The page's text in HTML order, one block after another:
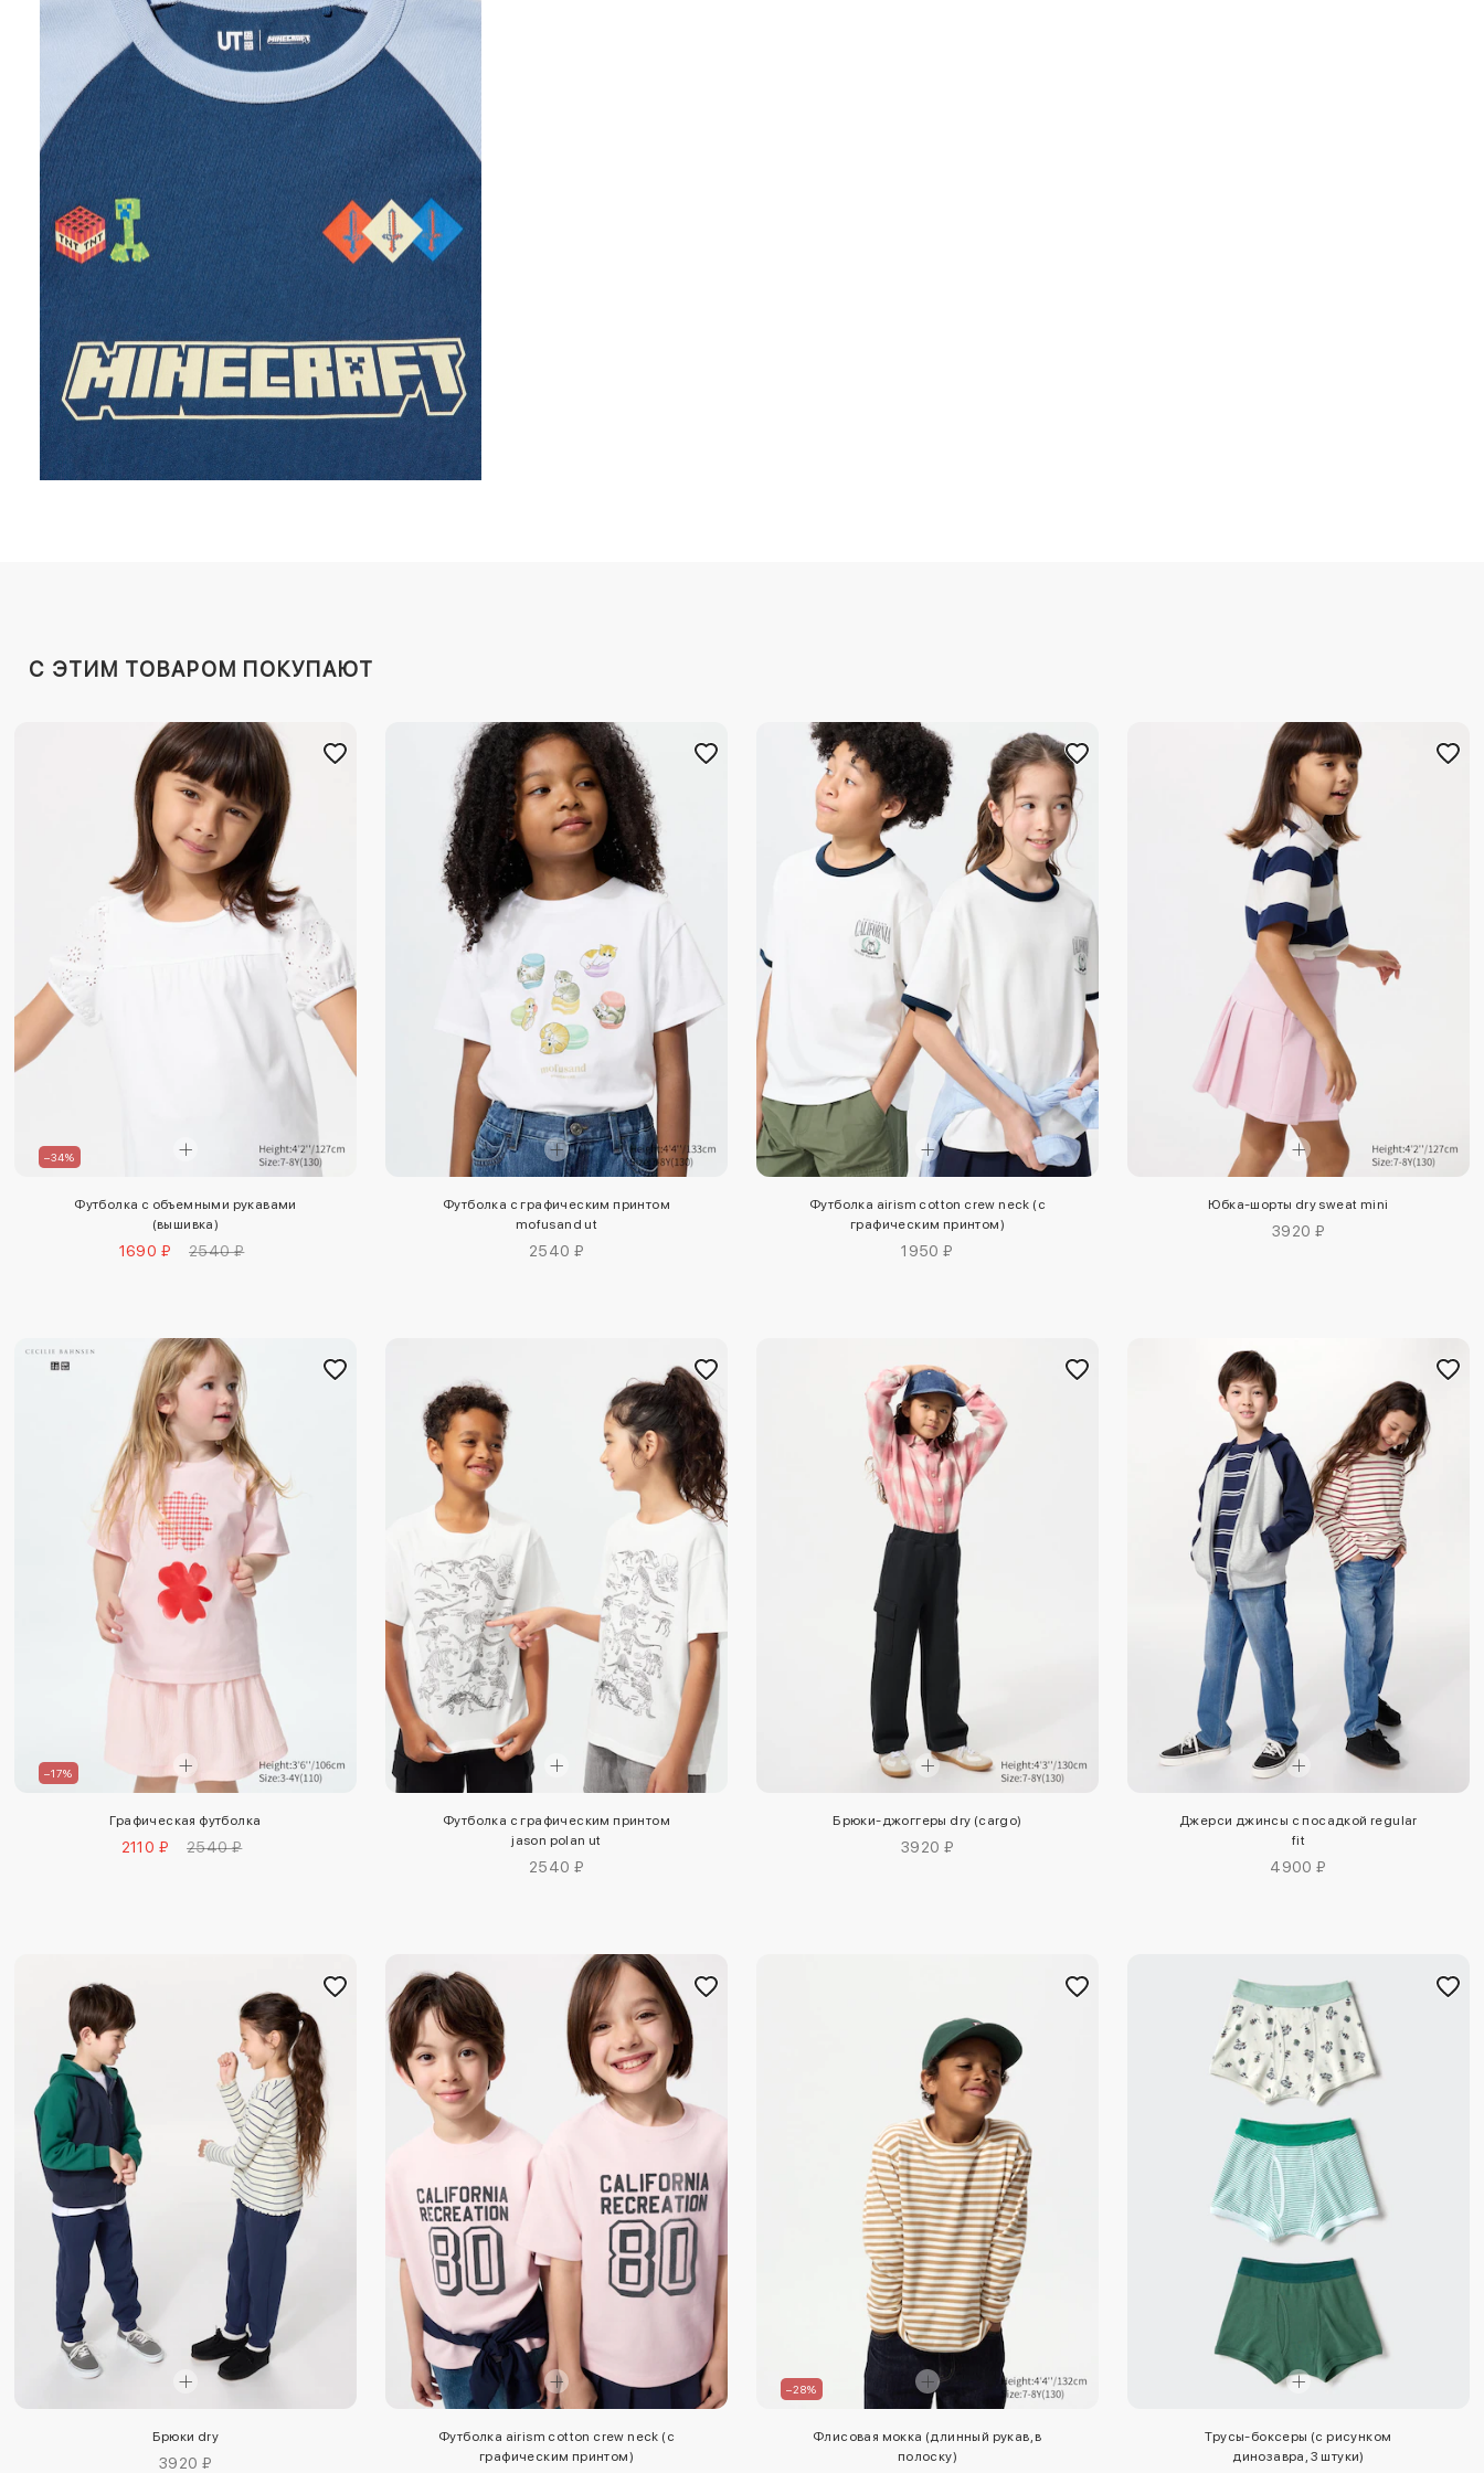
C ЭТИМ ТОВАРОМ ПОКУПАЮТ
–34%
Футболка с объемными рукавами
(вышивка)
1690 ₽ 2540 ₽
Футболка с графическим принтом
mofusand ut
2540 ₽
Футболка airism cotton crew neck (с
графическим принтом)
1950 ₽
Юбка-шорты dry sweat mini
3920 ₽
–17%
Графическая футболка
2110 ₽ 2540 ₽
Футболка с графическим принтом
jason polan ut
2540 ₽
Брюки-джоггеры dry (cargo)
3920 ₽
Джерси джинсы с посадкой regular
fit
4900 ₽
Брюки dry
3920 ₽
Футболка airism cotton crew neck (с
графическим принтом)
–28%
Флисовая мокка (длинный рукав, в
полоску)
Трусы-боксеры (с рисунком
динозавра, 3 штуки)